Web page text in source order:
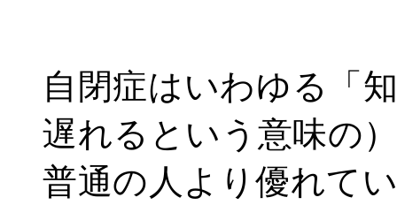
自閉症はいわゆる「
遅れるという意味の
普通の人より優れて